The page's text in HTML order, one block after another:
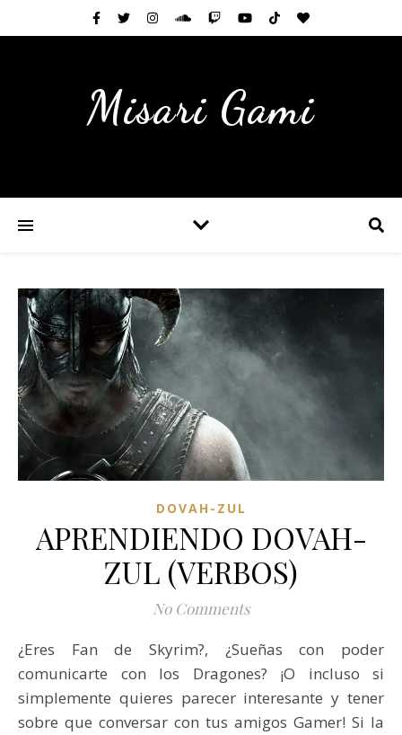
Misari Gami
DOVAH-ZUL
APRENDIENDO DOVAH-
ZUL (VERBOS)
No Comments
¿Eres Fan de Skyrim?, ¿Sueñas con poder
comunicarte con los Dragones? ¡O incluso si
simplemente quieres parecer interesante y tener
sobre que conversar con tus amigos Gamer! Si la